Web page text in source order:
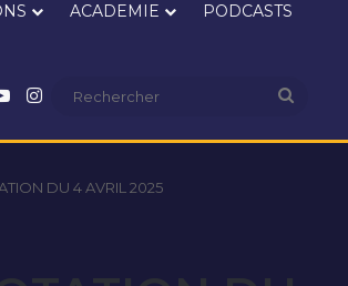
ACADEMIE PODCASTS
YouTube
Instagram
DU 4 AVRIL 2025